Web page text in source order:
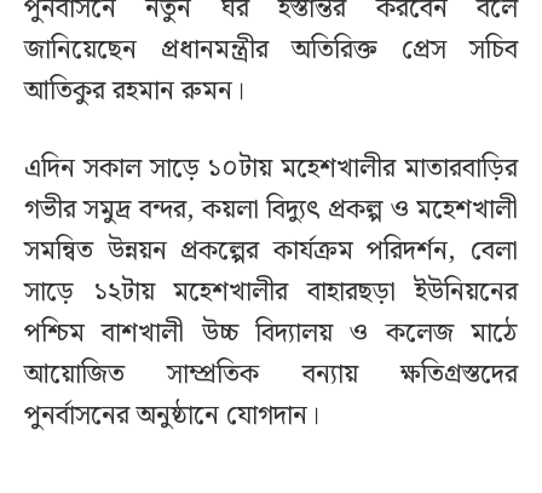
পুনর্বাসনে নতুন ঘর হস্তান্তর করবেন বলে
জানিয়েছেন প্রধানমন্ত্রীর অতিরিক্ত প্রেস সচিব
আতিকুর রহমান রুমন।
এদিন সকাল সাড়ে ১০টায় মহেশখালীর মাতারবাড়ির
গভীর সমুদ্র বন্দর, কয়লা বিদ্যুৎ প্রকল্প ও মহেশখালী
সমন্বিত উন্নয়ন প্রকল্পের কার্যক্রম পরিদর্শন, বেলা
সাড়ে ১২টায় মহেশখালীর বাহারছড়া ইউনিয়নের
পশ্চিম বাশখালী উচ্চ বিদ্যালয় ও কলেজ মাঠে
আয়োজিত সাম্প্রতিক বন্যায় ক্ষতিগ্রস্তদের
পুনর্বাসনের অনুষ্ঠানে যোগদান।